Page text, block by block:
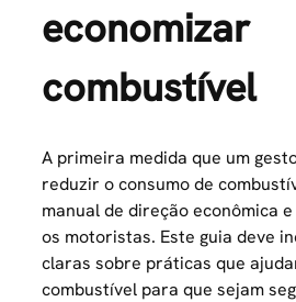
economizar
combustível
A primeira medida que um
reduzir o consumo de
manual de direção econômica
os motoristas. Este guia deve
claras sobre práticas que
combustível para que sejam